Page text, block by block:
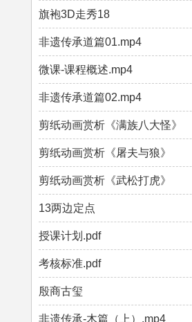
旗袍3D走秀18
非遗传承道篇01.mp4
微课-课程概述.mp4
非遗传承道篇02.mp4
剪纸动画赏析《满族八大怪》
剪纸动画赏析《屠夫与狼》
剪纸动画赏析《武松打虎》
13两边定点
授课计划.pdf
考核标准.pdf
殷商古玺
非遗传承-木篇（上）.mp4